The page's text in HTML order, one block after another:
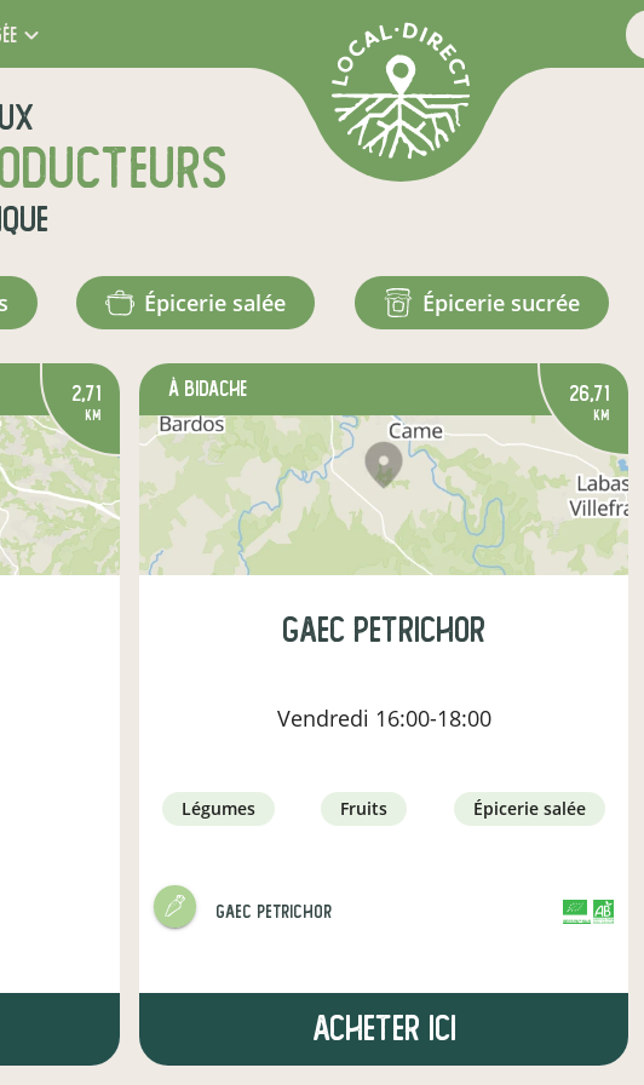
épicerie salée épicerie sucrée
2,71
km
à Bidache 26,71
km
gaec petrichor
Vendredi 16:00-18:00
légumes fruits épicerie salée
gaec petrichor
Acheter ici